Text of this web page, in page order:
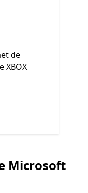
de
XBOX
en Vorige
Microsoft